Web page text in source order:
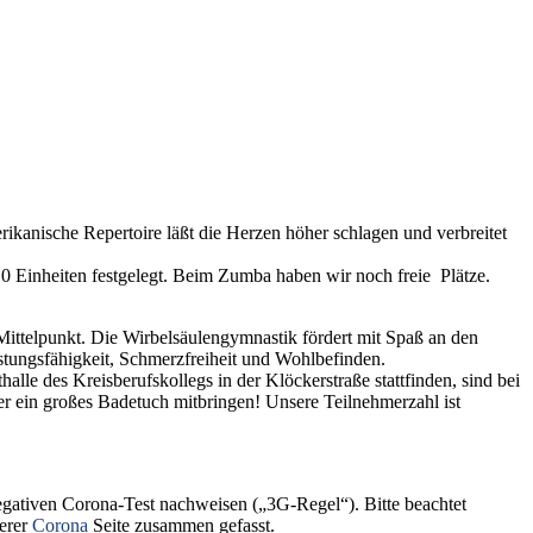
Repertoire läßt die Herzen höher schlagen und verbreitet
Einheiten festgelegt. Beim Zumba haben wir noch freie Plätze.
Die Wirbelsäulengymnastik fördert mit Spaß an den
Schmerzfreiheit und Wohlbefinden.
des Kreisberufskollegs in der Klöckerstraße stattfinden, sind bei
großes Badetuch mitbringen! Unsere Teilnehmerzahl ist
Corona-Test nachweisen („3G-Regel“). Bitte beachtet
Corona Seite zusammen gefasst.